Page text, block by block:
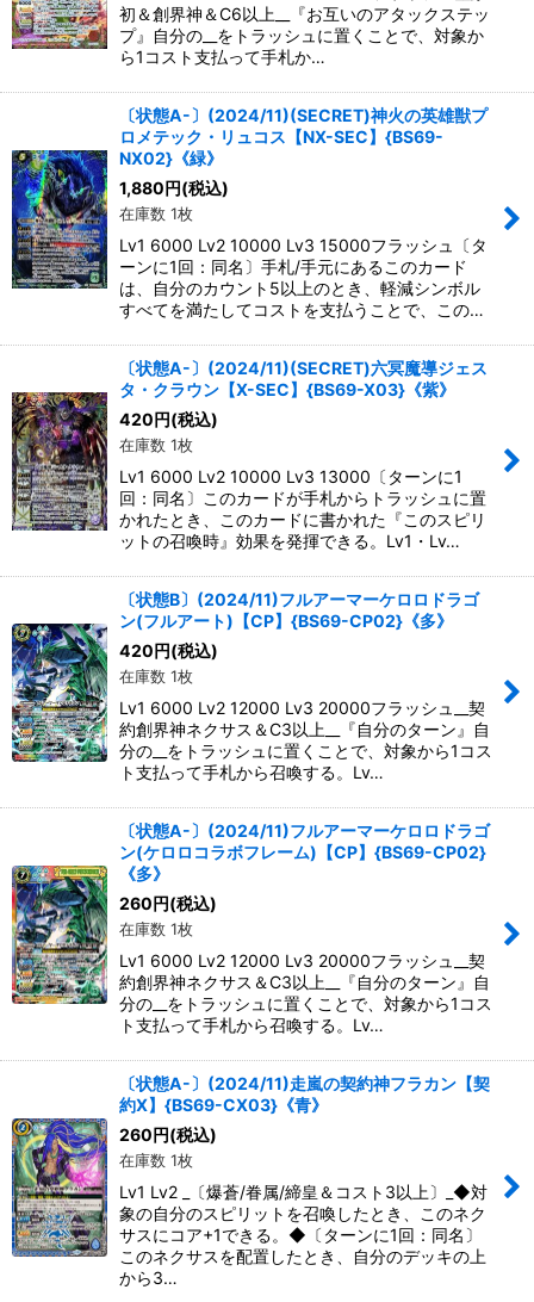
初＆創界神＆C6以上__『お互いのアタックステッ
プ』自分の__をトラッシュに置くことで、対象か
ら1コスト支払って手札か…
〔状態A-〕(2024/11)(SECRET)神火の英雄獣プ
ロメテック・リュコス【NX-SEC】{BS69-
NX02}《緑》
1,880 円(税込)
在庫数 1枚
Lv1 6000 Lv2 10000 Lv3 15000フラッシュ〔タ
ーンに1回：同名〕手札/手元にあるこのカード
は、自分のカウント5以上のとき、軽減シンボル
すべてを満たしてコストを支払うことで、この…
〔状態A-〕(2024/11)(SECRET)六冥魔導ジェス
タ・クラウン【X-SEC】{BS69-X03}《紫》
420 円(税込)
在庫数 1枚
Lv1 6000 Lv2 10000 Lv3 13000〔ターンに1
回：同名〕このカードが手札からトラッシュに置
かれたとき、このカードに書かれた『このスピリ
ットの召喚時』効果を発揮できる。Lv1・Lv…
〔状態B〕(2024/11)フルアーマーケロロドラゴ
ン(フルアート)【CP】{BS69-CP02}《多》
420 円(税込)
在庫数 1枚
Lv1 6000 Lv2 12000 Lv3 20000フラッシュ__契
約創界神ネクサス＆C3以上__『自分のターン』自
分の__をトラッシュに置くことで、対象から1コス
ト支払って手札から召喚する。Lv…
〔状態A-〕(2024/11)フルアーマーケロロドラゴ
ン(ケロロコラボフレーム)【CP】{BS69-CP02}
《多》
260 円(税込)
在庫数 1枚
Lv1 6000 Lv2 12000 Lv3 20000フラッシュ__契
約創界神ネクサス＆C3以上__『自分のターン』自
分の__をトラッシュに置くことで、対象から1コス
ト支払って手札から召喚する。Lv…
〔状態A-〕(2024/11)走嵐の契約神フラカン【契
約X】{BS69-CX03}《青》
260 円(税込)
在庫数 1枚
Lv1 Lv2 _〔爆蒼/眷属/締皇＆コスト3以上〕_◆対
象の自分のスピリットを召喚したとき、このネク
サスにコア+1できる。◆〔ターンに1回：同名〕
このネクサスを配置したとき、自分のデッキの上
から3…